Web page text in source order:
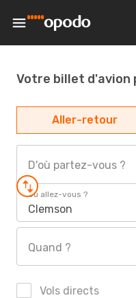
Votre billet d'avion
Aller-retour
D'où partez-vous ?
Où allez-vous ?
Clemson
Quand ?
Vols directs